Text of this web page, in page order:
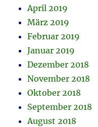
April 2019
März 2019
Februar 2019
Januar 2019
Dezember 2018
November 2018
Oktober 2018
September 2018
August 2018